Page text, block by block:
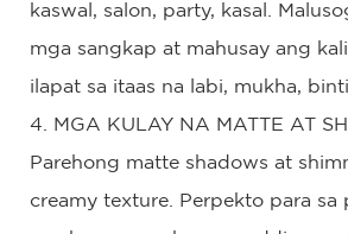
kaswal, salon, party, kasal.
mga sangkap at mahusay ang
ilapat sa itaas na labi, mukha,
4. MGA KULAY NA MATTE AT
Parehong matte shadows at
creamy texture. Perpekto para sa